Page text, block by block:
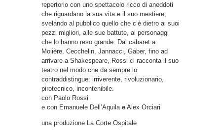
repertorio con uno spettacolo ricco di aneddoti
che riguardano la sua vita e il suo mestiere,
svelando al pubblico quello che c’è dietro ai suoi
pezzi migliori, alle sue battute, ai personaggi
che lo hanno reso grande. Dal cabaret a
Molière, Cecchelin, Jannacci, Gaber, fino ad
arrivare a Shakespeare, Rossi ci racconta il suo
teatro nel modo che da sempre lo
contraddistingue: irriverente, rivoluzionario,
pirotecnico, incontenibile.
con Paolo Rossi
e con Emanuele Dell’Aquila e Alex Orciari
una produzione La Corte Ospitale